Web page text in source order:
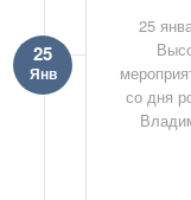
25
Янв
25
со дня